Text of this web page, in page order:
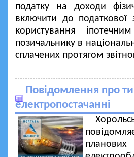
податку на доходи
включити до податкової
користування
позичальнику в
сплачених протягом
Повідомлення про
електропостачанні